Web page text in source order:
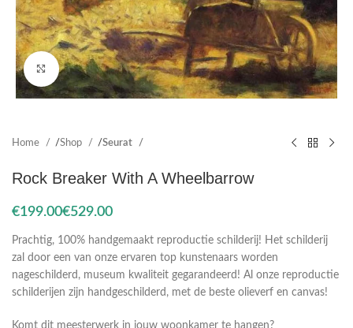
Click to enlarge
Home Shop Seurat
Rock Breaker With A Wheelbarrow
€ €
Prachtig, 100% handgemaakt reproductie schilderij! Het schilderij
zal door een van onze ervaren top kunstenaars worden
nageschilderd, museum kwaliteit gegarandeerd! Al onze reproductie
schilderijen zijn handgeschilderd, met de beste olieverf en canvas!
Komt dit meesterwerk in jouw woonkamer te hangen?